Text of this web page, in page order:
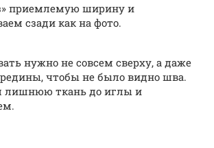
приемлемую ширину и
сзади как на фото.
нужно не совсем сверху, а даже
чтобы не было видно шва.
лишнюю ткань до иглы и